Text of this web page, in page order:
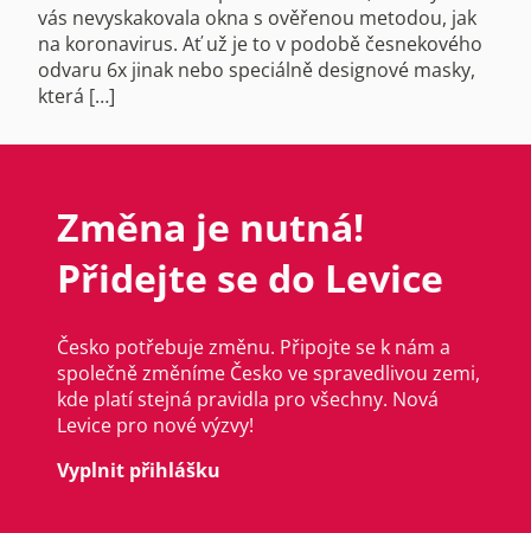
vás nevyskakovala okna s ověřenou metodou, jak
na koronavirus. Ať už je to v podobě česnekového
odvaru 6x jinak nebo speciálně designové masky,
která […]
Změna je nutná!
Přidejte se do Levice
Česko potřebuje změnu. Připojte se k nám a
společně změníme Česko ve spravedlivou zemi,
kde platí stejná pravidla pro všechny. Nová
Levice pro nové výzvy!
Vyplnit přihlášku